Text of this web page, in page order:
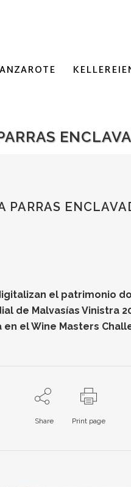
PARRAS
el patrimonio
de Malvasías Vinistra
el Wine Masters
Share Print page